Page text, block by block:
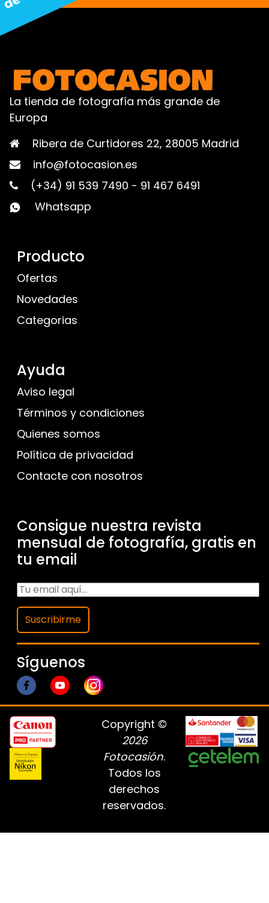
La tienda de fotografía más grande de
Europa
Ribera de Curtidores 22, 28005 Madrid
info@fotocasion.es
(+34) 91 539 7490 - 91 467 6491
Whatsapp
Producto
Ofertas
Novedades
Categorias
Ayuda
Aviso legal
Términos y condiciones
Quienes somos
Política de privacidad
Contacte con nosotros
Consigue nuestra revista
mensual de fotografía, gratis en
tu email
Suscribirme
Síguenos
Copyright ©
2026
Fotocasión.
Todos los
derechos
reservados.